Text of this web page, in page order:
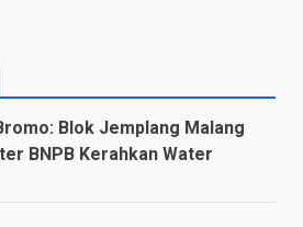
Blok Jemplang Malang
BNPB Kerahkan Water